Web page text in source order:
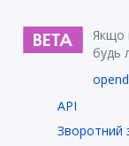
Якщо
будь
API
Зворотний